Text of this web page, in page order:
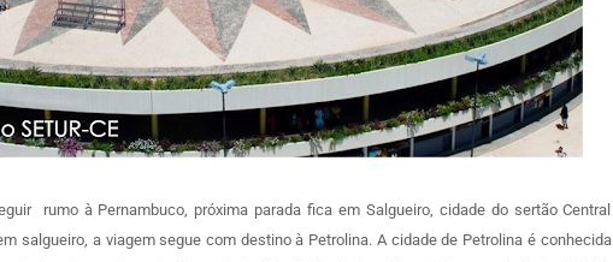
rumo à Pernambuco, próxima parada fica em Salgueiro, cidade do sertão Central
salgueiro, a viagem segue com destino à Petrolina. A cidade de Petrolina é conhecida